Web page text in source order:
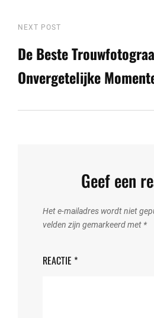
Next
Post
NEXT POST
De Beste
Onvergetelijke
Geef een
Het e-mailadres wordt niet
velden zijn gemarkeerd met *
REACTIE *